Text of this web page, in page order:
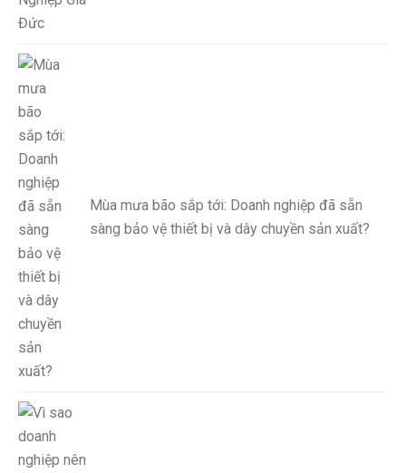
Mùa mưa bão sắp tới: Doanh nghiệp đã sẵn
sàng bảo vệ thiết bị và dây chuyền sản xuất?